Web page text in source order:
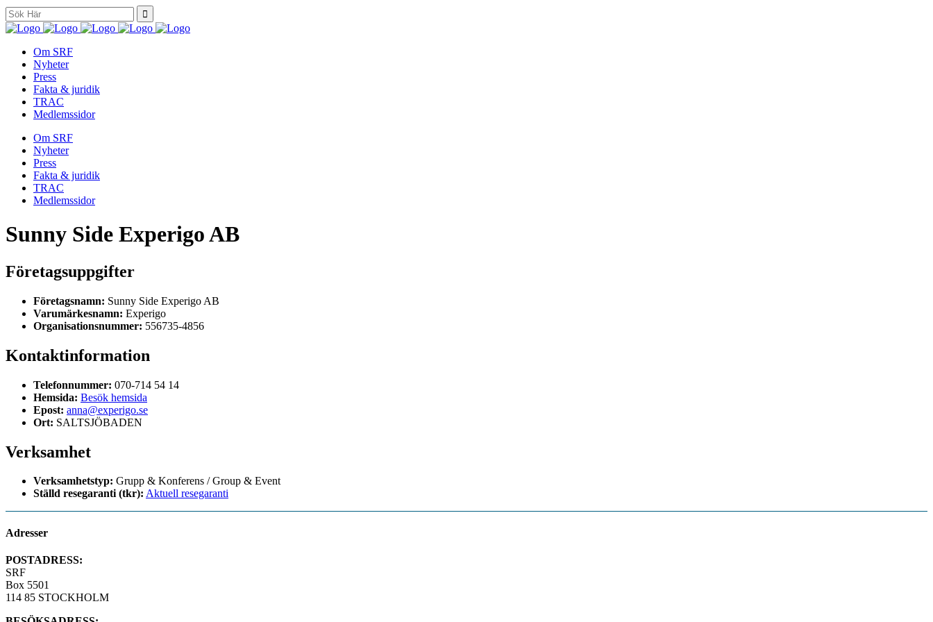
Search
for:
Om SRF
Nyheter
Press
Fakta & juridik
TRAC
Medlemssidor
Om SRF
Nyheter
Press
Fakta & juridik
TRAC
Medlemssidor
Sunny Side Experigo AB
Företagsuppgifter
Företagsnamn: Sunny Side Experigo AB
Varumärkesnamn: Experigo
Organisationsnummer: 556735-4856
Kontaktinformation
Telefonnummer: 070-714 54 14
Hemsida: Besök hemsida
Epost: anna@experigo.se
Ort: SALTSJÖBADEN
Verksamhet
Verksamhetstyp: Grupp & Konferens / Group & Event
Ställd resegaranti (tkr): Aktuell resegaranti
Adresser
POSTADRESS:
SRF
Box 5501
114 85 STOCKHOLM